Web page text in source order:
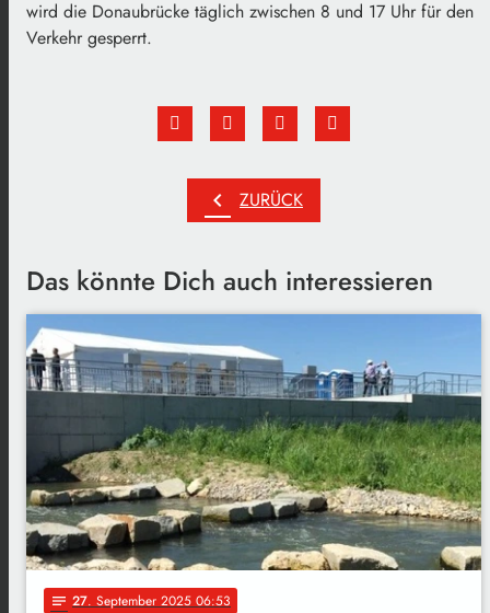
wird die Donaubrücke täglich zwischen 8 und 17 Uhr für den
Verkehr gesperrt.
chevron_left ZURÜCK
Das könnte Dich auch interessieren
notes 27. September 2025 06:53